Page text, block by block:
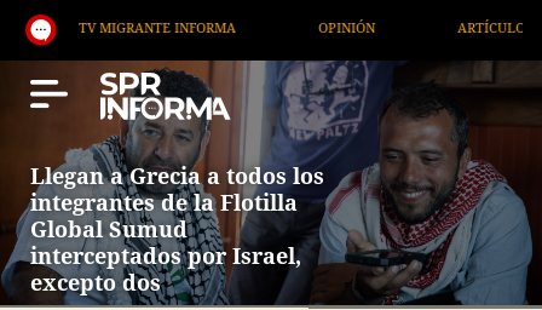
TV MIGRANTE INFORMA ARTÍCULOS
Llegan a Grecia a todos los
integrantes de la Flotilla
Global Sumud
interceptados por Israel,
excepto dos